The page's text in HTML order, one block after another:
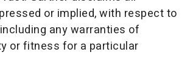
or implied, with respect to
any warranties of
or fitness for a particular